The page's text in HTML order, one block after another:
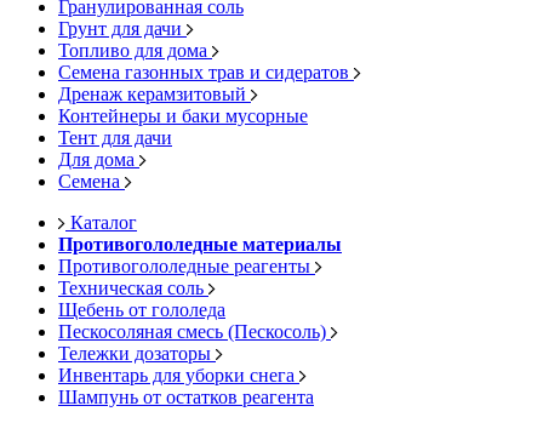
Гранулированная соль
Грунт для дачи
Топливо для дома
Семена газонных трав и сидератов
Дренаж керамзитовый
Контейнеры и баки мусорные
Тент для дачи
Для дома
Семена
Каталог
Противогололедные материалы
Противогололедные реагенты
Техническая соль
Щебень от гололеда
Пескосоляная смесь (Пескосоль)
Тележки дозаторы
Инвентарь для уборки снега
Шампунь от остатков реагента